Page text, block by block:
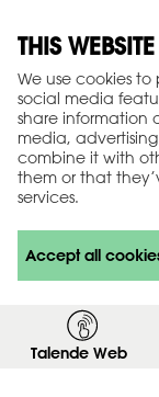
THIS
We use cookies
social media
share information
media,
combine it with
them or that
services.
Accept all
Talende Web